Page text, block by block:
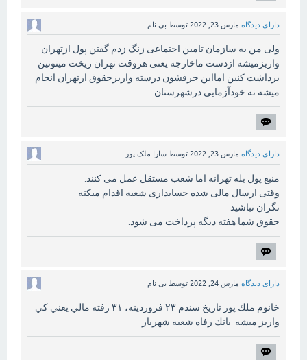
دارای دیدگاه مارس 23, 2022 توسط بی نام
ولی من به سازمان تامین اجتماعی زنگ زدم گفتن پول ازتهران
واریزمیشه ازدست ماخارجه یعنی هروقت تهران ریخت میتونین
برداشت کنین امااین حرفشون درسته واریزحقوق ازتهران انجام
میشه نه خودآزمایی درشهرستان
دارای دیدگاه مارس 23, 2022 توسط سارا ملک پور
منبع پول بله تهرانه اما شعب مستقل عمل می کنند.
وقتی ارسال مالی شده حسابداری شعبه اقدام میکنه
نگران نباشید
حقوق شما هفته دیگه پرداخت می شود.
دارای دیدگاه مارس 24, 2022 توسط بی نام
خانوم ملك پور تاريخ سندم ٢٣ فروردينه، ٣١ رفته مالي يعني كي
واريز ميشه بانك رفاه شعبه شهريار